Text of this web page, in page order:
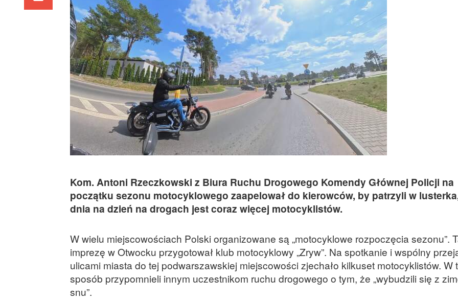
Kom. Antoni Rzeczkowski z Biura Ruchu Drogowego Komendy Głównej Policji na
początku sezonu motocyklowego zaapelował do kierowców, by patrzyli w
dnia na dzień na drogach jest coraz więcej motocyklistów.
W wielu miejscowościach Polski organizowane są „motocyklowe rozpoczęcia sezonu”.
imprezę w Otwocku przygotował klub motocyklowy „Zryw”. Na spotkanie i wspólny
ulicami miasta do tej podwarszawskiej miejscowości zjechało kilkuset motocyklistów. W
sposób przypomnieli innym uczestnikom ruchu drogowego o tym, że „wybudzili się z
snu”.